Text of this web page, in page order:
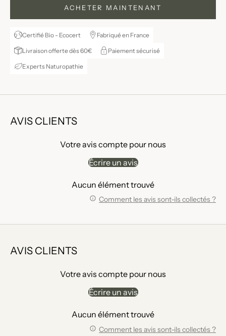
ACHETER MAINTENANT
Certifié Bio - Ecocert Fabriqué en France
Livraison offerte dès 60€ Paiement sécurisé
Experts Naturopathie
AVIS CLIENTS
Votre avis compte pour nous
Écrire un avis
Aucun élément trouvé
Comment les avis sont-ils collectés ?
AVIS CLIENTS
Votre avis compte pour nous
Écrire un avis
Aucun élément trouvé
Comment les avis sont-ils collectés ?